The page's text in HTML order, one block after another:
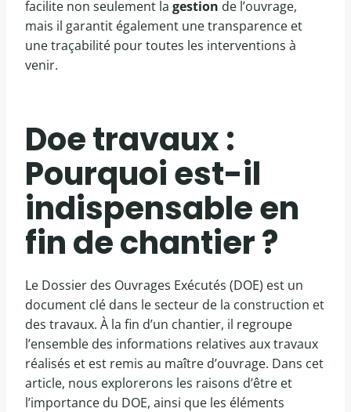
facilite non seulement la gestion de l’ouvrage,
mais il garantit également une transparence et
une traçabilité pour toutes les interventions à
venir.
Doe travaux :
Pourquoi est-il
indispensable en
fin de chantier ?
Le Dossier des Ouvrages Exécutés (DOE) est un
document clé dans le secteur de la construction et
des travaux. À la fin d’un chantier, il regroupe
l’ensemble des informations relatives aux travaux
réalisés et est remis au maître d’ouvrage. Dans cet
article, nous explorerons les raisons d’être et
l’importance du DOE, ainsi que les éléments